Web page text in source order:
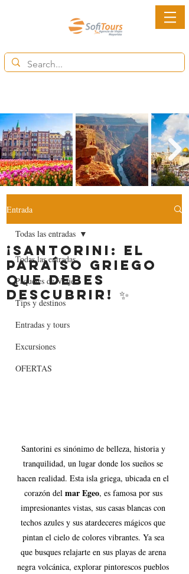
Entrada
Todas las entradas
Paquetes de Viaje
Tips y destinos
Entradas y tours
Excursiones
OFERTAS
Todas las entradas
¡Santorini: El
Paraíso Griego
que Debes
Descubrir! ✨
Santorini es sinónimo de belleza, historia y
tranquilidad, un lugar donde los sueños se
hacen realidad. Esta isla griega, ubicada en el
corazón del mar Egeo, es famosa por sus
impresionantes vistas, sus casas blancas con
techos azules y sus atardeceres mágicos que
pintan el cielo de colores vibrantes. Ya sea
que busques relajarte en sus playas de arena
negra volcánica, explorar pintorescos pueblos